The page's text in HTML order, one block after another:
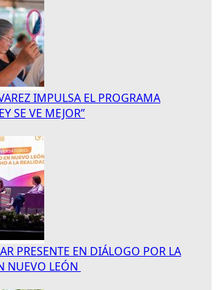
IMPULSA EL PROGRAMA
SE VE MEJOR”
PRESENTE EN DIÁLOGO POR LA
NUEVO LEÓN